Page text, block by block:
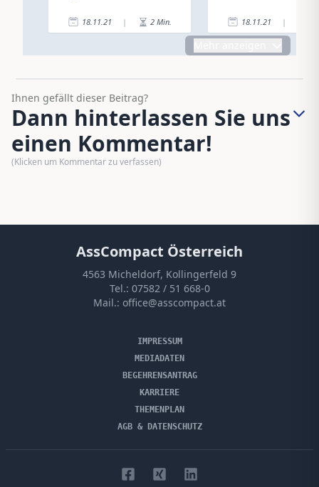
18.11.21 | 2 Min. 18.11.21 |
Ihnen gefällt dieser Beitrag?
Dann hinterlassen Sie uns
einen Kommentar!
(Klicken um Kommentar zu verfassen)
AssCompact Österreich
4563 Micheldorf, Kollingerfeld 9
Tel.: 07582 / 51 668-0
Mail.: office@asscompact.at
IMPRESSUM
MEDIADATEN
BEGEHRENSANTRAG
KARRIERE
THEMENPLAN
AGB & DATENSCHUTZ